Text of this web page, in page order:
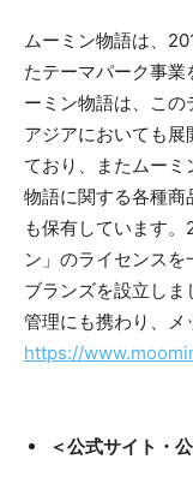
ムーミン物語は、
たテーマパーク事
ーミン物語は、こ
アジアにおいても
ており、またムー
物語に関する各種商
も保有しています
ン」のライセンスを
ブランズを設立し
管理にも携わり、メ
https://
＜公式サイト・